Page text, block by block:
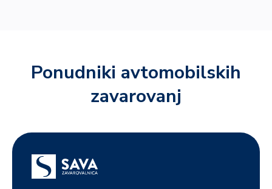
Ponudniki avtomobilskih
zavarovanj